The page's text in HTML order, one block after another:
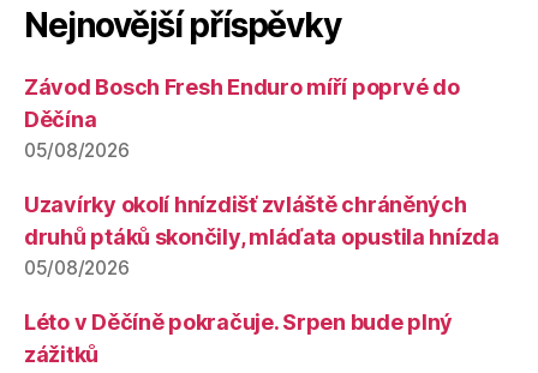
Nejnovější příspěvky
Závod Bosch Fresh Enduro míří poprvé do
Děčína
05/08/2026
Uzavírky okolí hnízdišť zvláště chráněných
druhů ptáků skončily, mláďata opustila hnízda
05/08/2026
Léto v Děčíně pokračuje. Srpen bude plný
zážitků